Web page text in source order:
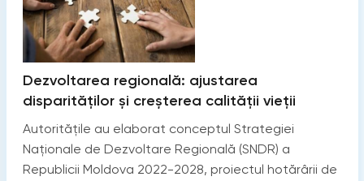
Dezvoltarea regională: ajustarea
disparităților și creșterea calității vieții
Autoritățile au elaborat conceptul Strategiei
Naționale de Dezvoltare Regională (SNDR) a
Republicii Moldova 2022-2028, proiectul hotărârii de